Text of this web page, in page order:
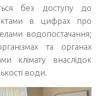
без доступу до
в цифрах про
водопостачання;
та органах
клімату внаслідок
води.